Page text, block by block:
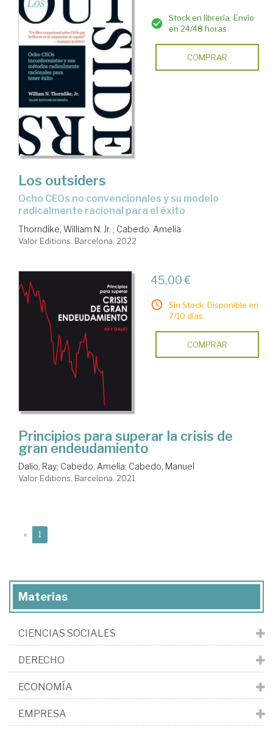
Stock en librería. Envío
en 24/48 horas
COMPRAR
Los outsiders
Ocho CEOs no convencionales y su modelo
radicalmente racional para el éxito
Thorndike, William N. Jr. ; Cabedo. Amelia
Valor Editions. Barcelona, 2022
45,00 €
Sin Stock. Disponible en
7/10 días.
COMPRAR
Principios para superar la crisis de
gran endeudamiento
Dalio, Ray; Cabedo. Amelia; Cabedo, Manuel
Valor Editions. Barcelona, 2021
« 1
Materias
CIENCIAS SOCIALES
DERECHO
ECONOMÍA
EMPRESA